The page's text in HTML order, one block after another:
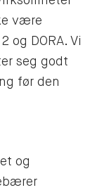
være
og DORA. Vi
seg godt
før den
og